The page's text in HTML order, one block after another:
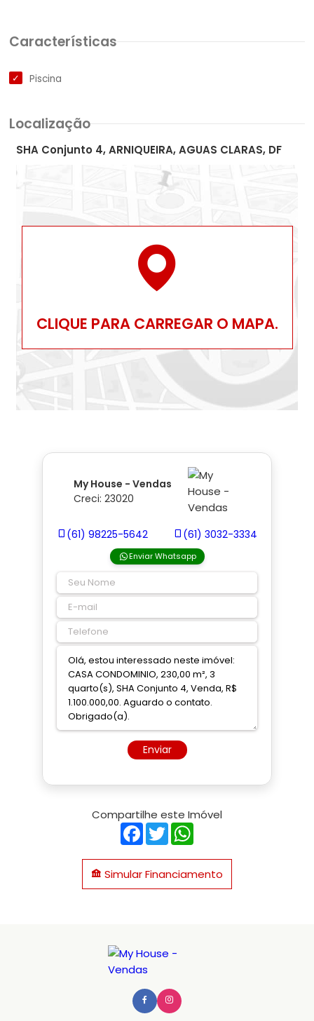
Características
Piscina
Localização
SHA Conjunto 4, ARNIQUEIRA, AGUAS CLARAS, DF
CLIQUE PARA CARREGAR O MAPA.
My House - Vendas
Creci: 23020
(61) 98225-5642 (61) 3032-3334
Enviar Whatsapp
Enviar
Compartilhe este Imóvel
Facebook
Twitter
Simular Financiamento